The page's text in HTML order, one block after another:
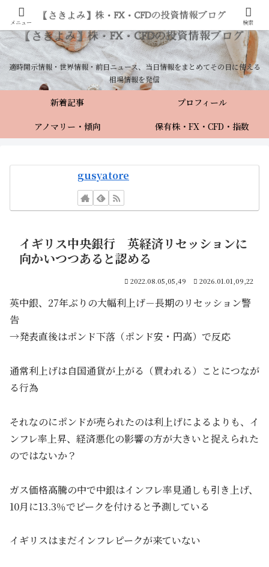
適時開示情報・世界情報・前日ニュース、当日情報をまとめてその日に使える
相場情報を発信
新着記事
プロフィール
アノマリー・傾向
保有株・FX・CFD・指数
gusyatore
イギリス中央銀行 英経済リセッションに
向かいつつあると認める
2022.08.05,05,49 2026.01.01,09,22
英中銀、27年ぶりの大幅利上げ－長期のリセッション警
告
→発表直後はポンド下落（ポンド安・円高）で反応
通常利上げは自国通貨が上がる（買われる）ことにつなが
る行為
それなのにポンドが売られたのは利上げによるよりも、イ
ンフレ率上昇、経済悪化の影響の方が大きいと捉えられた
のではないか？
ガス価格高騰の中で中銀はインフレ率見通しも引き上げ、
10月に13.3％でピークを付けると予測している
イギリスはまだインフレピークが来ていない
メニュー 検索